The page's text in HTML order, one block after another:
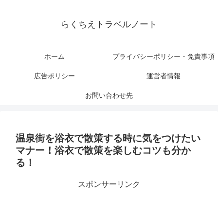
らくちえトラベルノート
ホーム プライバシーポリシー・免責事項
広告ポリシー 運営者情報
お問い合わせ先
温泉街を浴衣で散策する時に気をつけたい
マナー！浴衣で散策を楽しむコツも分か
る！
スポンサーリンク